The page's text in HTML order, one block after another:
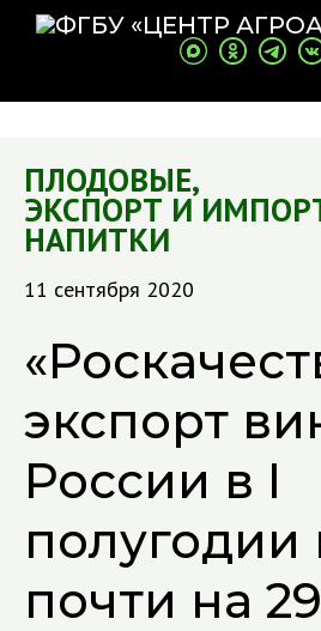
ПЛОДОВЫЕ,
ЭКСПОРТ И
НАПИТКИ
11 сентября 2020
экспорт
России в I
полугодии
почти на